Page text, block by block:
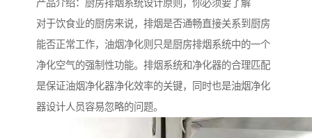
产品介绍：厨房排烟系统设计原则，你必须要了解
对于饮食业的厨房来说，排烟是否通畅直接关系到厨房
能否正常工作，油烟净化则只是厨房排烟系统中的一个
净化空气的强制性功能。排烟系统和净化器的合理匹配
是保证油烟净化器净化效率的关键，同时也是油烟净化
器设计人员容易忽略的问题。